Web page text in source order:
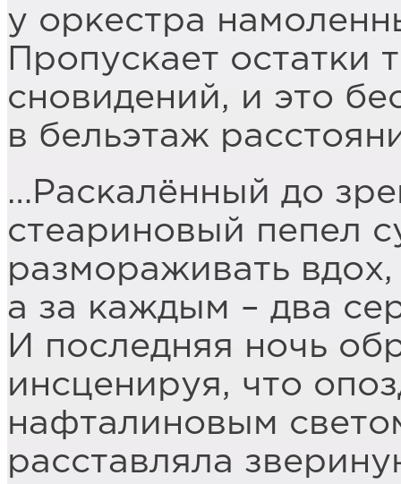
у оркестра
Пропускает остатки
сновидений, и это
в бельэтаж
…Раскалённый до
стеариновый пепел
размораживать
а за каждым – два
И последняя ночь
инсценируя, что
нафталиновым
расставляла